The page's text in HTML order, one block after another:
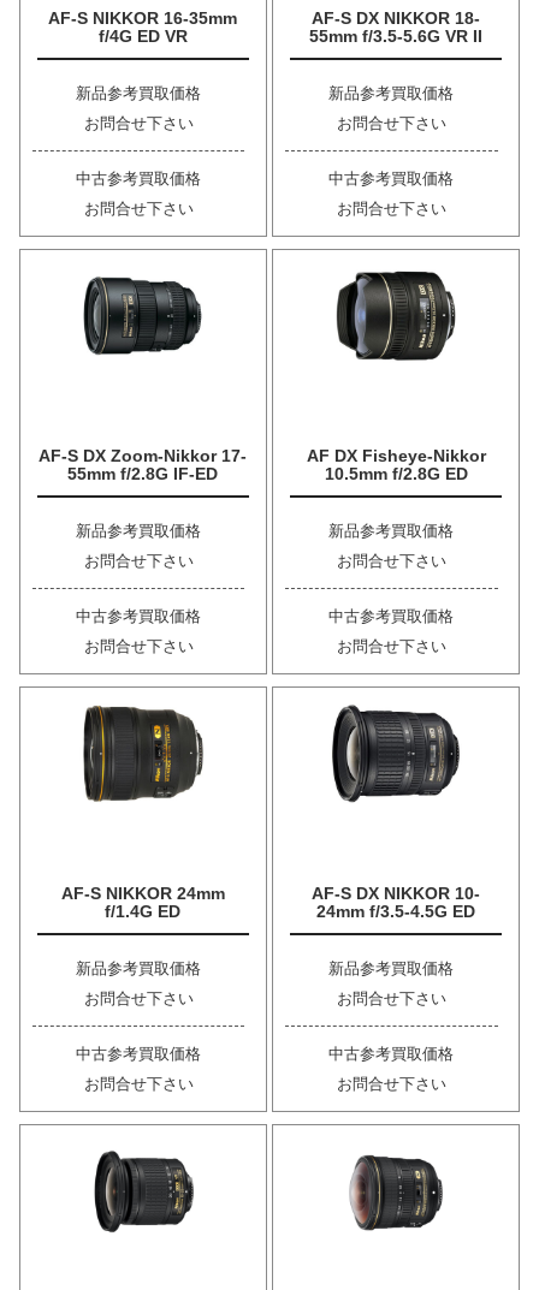
AF-S NIKKOR 16-35mm
f/4G ED VR
新品参考買取価格
お問合せ下さい
中古参考買取価格
お問合せ下さい
AF-S DX NIKKOR 18-
55mm f/3.5-5.6G VR II
新品参考買取価格
お問合せ下さい
中古参考買取価格
お問合せ下さい
AF-S DX Zoom-Nikkor 17-
55mm f/2.8G IF-ED
新品参考買取価格
お問合せ下さい
中古参考買取価格
お問合せ下さい
AF DX Fisheye-Nikkor
10.5mm f/2.8G ED
新品参考買取価格
お問合せ下さい
中古参考買取価格
お問合せ下さい
AF-S NIKKOR 24mm
f/1.4G ED
新品参考買取価格
お問合せ下さい
中古参考買取価格
お問合せ下さい
AF-S DX NIKKOR 10-
24mm f/3.5-4.5G ED
新品参考買取価格
お問合せ下さい
中古参考買取価格
お問合せ下さい